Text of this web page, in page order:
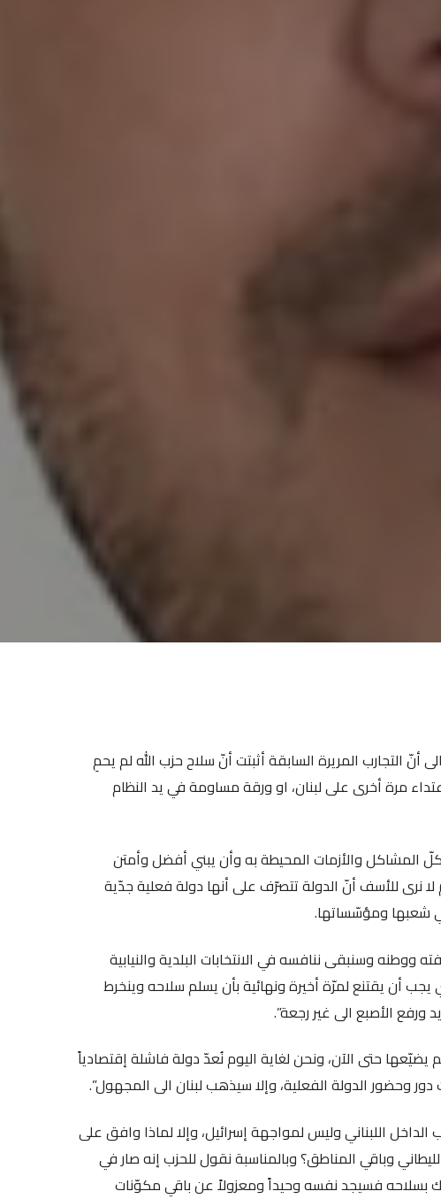
التجارب المريرة السابقة أثبتت أنّ سلاح حزب الله لم يحمِ
مرة أخرى على لبنان، او ورقة مساومة في يد النظام
المشاكل والأزمات المحيطة به وأن يبني أفضل وأمتن
نرى للأسف أنّ الدولة تتصرّف على أنها دولة فعلية جدّية
شعبها ومؤسّساتها.
ووطنه وسنبقى ننافسه في الانتخابات البلدية والنيابية
يجب أن يقتنع لمرّة أخيرة ونهائية بأن يسلم سلاحه وينخرط
ورفع الأصبع الى غير رجعة”.
يضيّعها حتى الآن، ونحن لغاية اليوم نُعدّ دولة فاشلة إقتصادياً
دور وحضور الدولة الفعلية، وإلا سيذهب لبنان الى المجهول”.
اللبناني وليس لمواجهة إسرائيل، وإلا لماذا وافق على
وباقي المناطق؟ وبالمناسبة نقول للحزب إنه صار في
بسلاحه فسيجد نفسه وحيداً ومعزولاً عن باقي مكوّنات